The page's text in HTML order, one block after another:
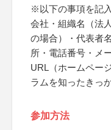
※以下の事項を記
会社・組織名（法
の場合）・代表者
所・電話番号・メ
URL（ホームペー
ラムを知ったきっ
参加方法